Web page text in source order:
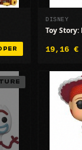
DISNEY
Toy
19,16 €